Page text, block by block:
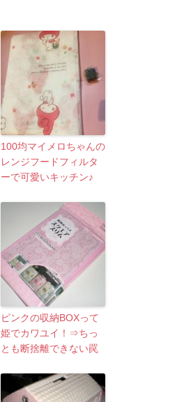
100均マイメロちゃんの
レンジフードフィルタ
ーで可愛いキッチン♪
ピンクの収納BOXって
姫でカワユイ！⇒ちっ
とも断捨離できない罠